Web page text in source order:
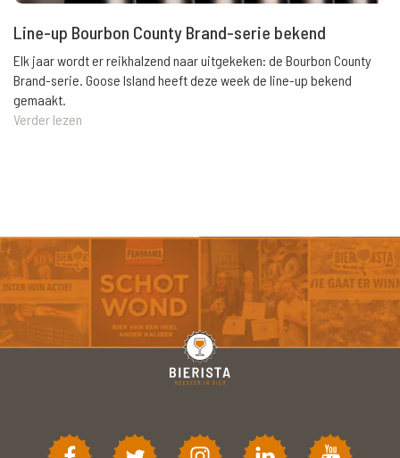
Line-up Bourbon County Brand-serie bekend
Elk jaar wordt er reikhalzend naar uitgekeken: de Bourbon County
Brand-serie. Goose Island heeft deze week de line-up bekend
gemaakt.
Verder lezen